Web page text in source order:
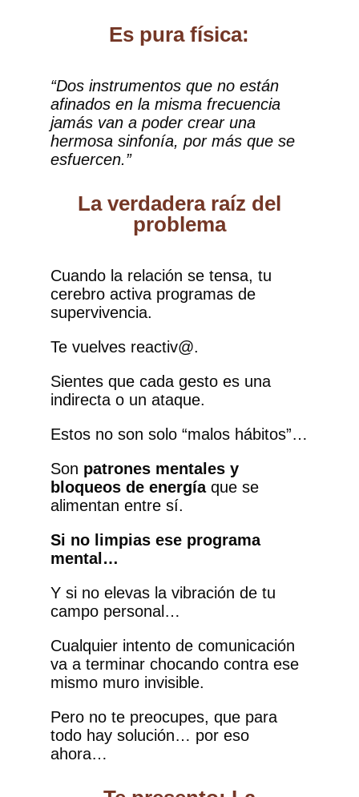
Es pura física:
“Dos instrumentos que no están
afinados en la misma frecuencia
jamás van a poder crear una
hermosa sinfonía, por más que se
esfuercen.”
La verdadera raíz del
problema
Cuando la relación se tensa, tu
cerebro activa programas de
supervivencia.
Te vuelves reactiv@.
Sientes que cada gesto es una
indirecta o un ataque.
Estos no son solo “malos hábitos”…
Son patrones mentales y
bloqueos de energíaque se
alimentan entre sí.
Si no limpias ese programa
mental…
Y si no elevas la vibración de tu
campo personal…
Cualquier intento de comunicación
va a terminar chocando contra ese
mismo muro invisible.
Pero no te preocupes, que para
todo hay solución… por eso
ahora…